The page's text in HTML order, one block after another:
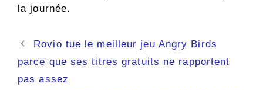
la journée.
Navigation
Rovio tue le meilleur jeu Angry Birds
parce que ses titres gratuits ne rapportent
pas assez